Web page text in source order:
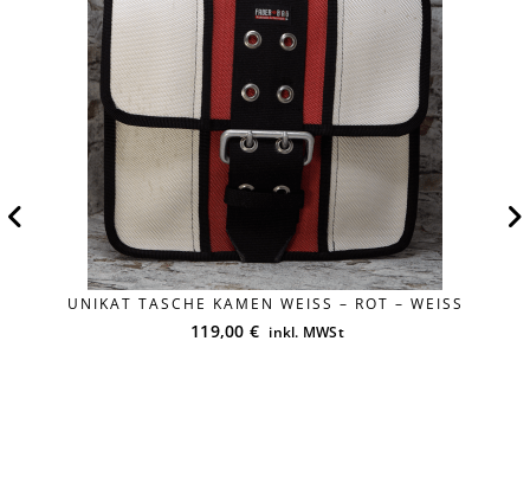
UNIKAT TASCHE KAMEN WEISS – ROT – WEISS
119,00 € inkl. MWSt
Versandkosten